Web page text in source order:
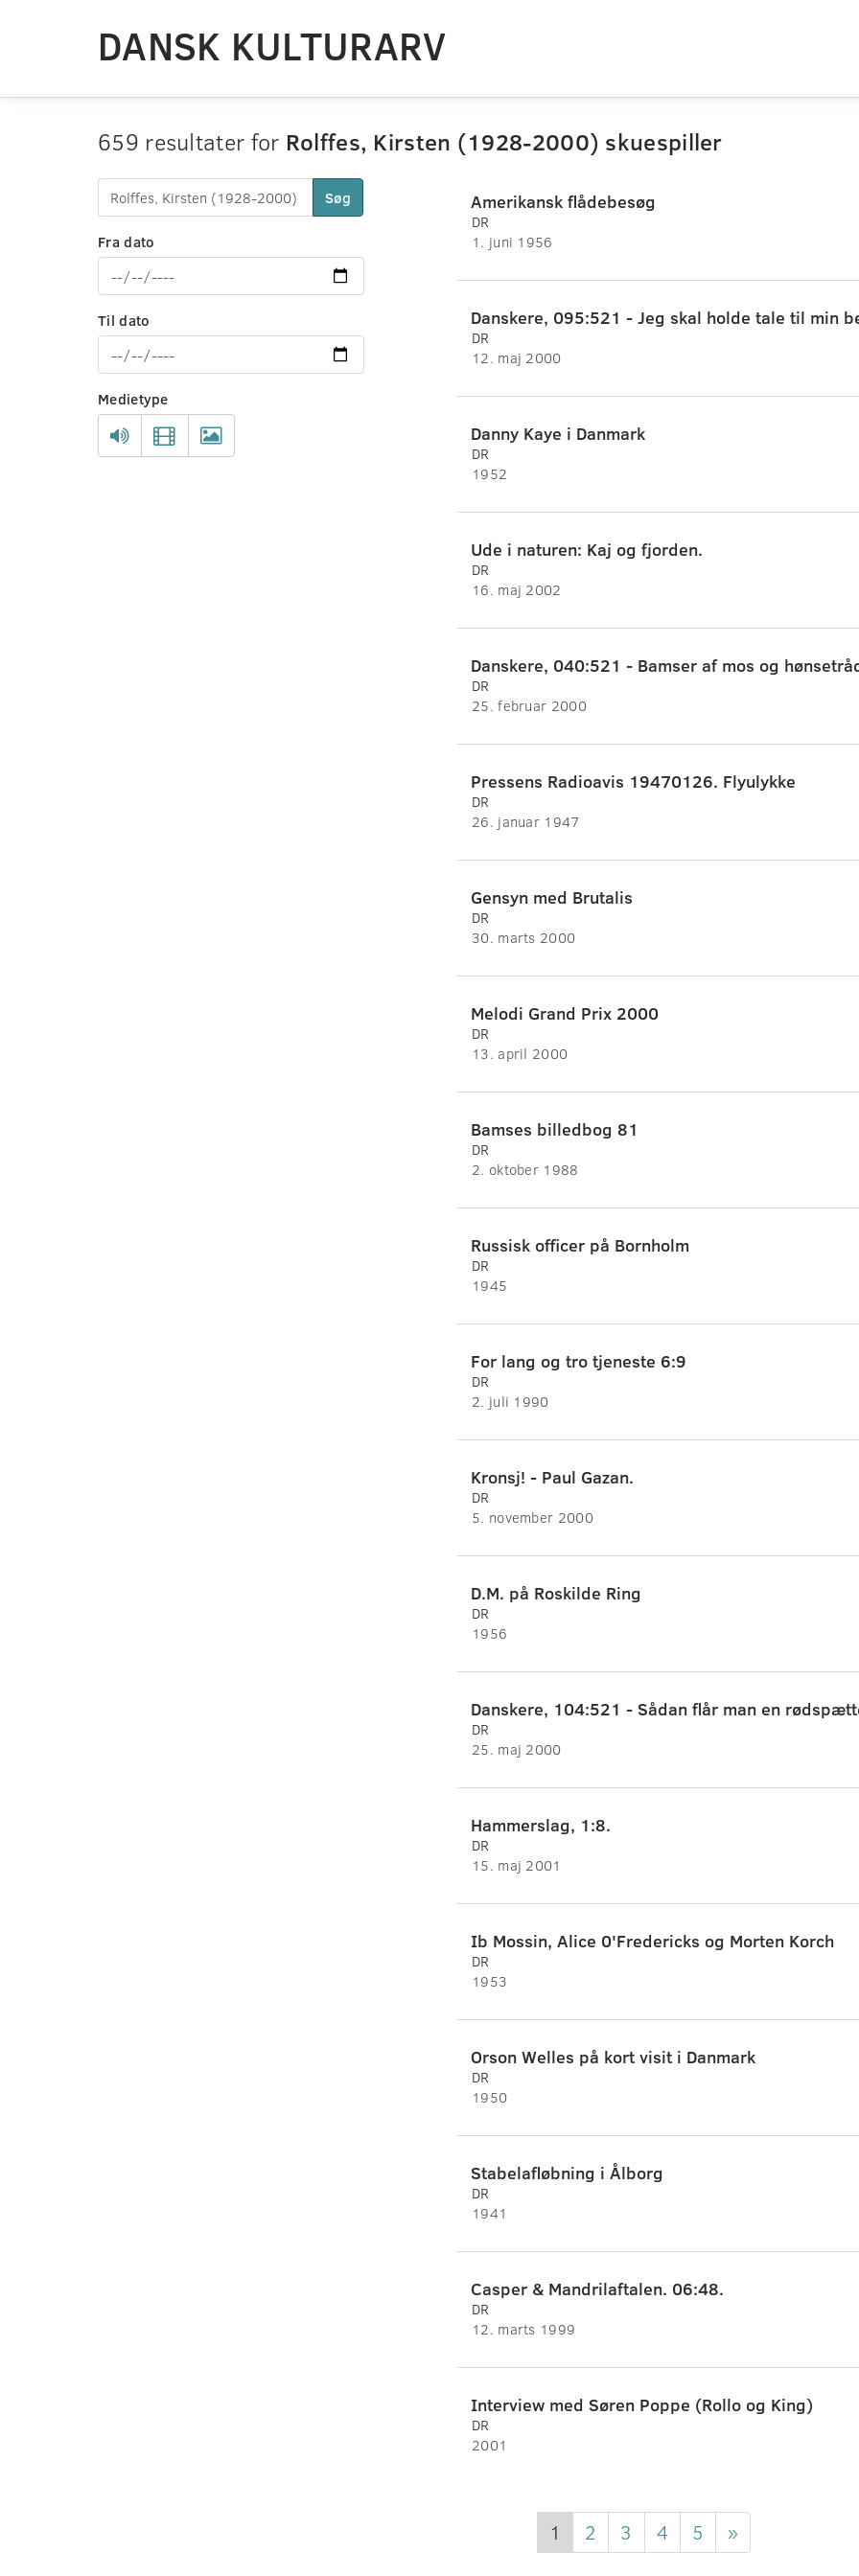
DANSK KULTURARV
659 resultater for Rolffes, Kirsten (1928-2000) skuespiller
Søg
Fra dato
Til dato
Medietype
Amerikansk flådebesøg
DR
1. juni 1956
Danskere, 095:521 - Jeg skal holde tale til min
DR
12. maj 2000
Danny Kaye i Danmark
DR
1952
Ude i naturen: Kaj og fjorden.
DR
16. maj 2002
Danskere, 040:521 - Bamser af mos og
DR
25. februar 2000
Pressens Radioavis 19470126. Flyulykke
DR
26. januar 1947
Gensyn med Brutalis
DR
30. marts 2000
Melodi Grand Prix 2000
DR
13. april 2000
Bamses billedbog 81
DR
2. oktober 1988
Russisk officer på Bornholm
DR
1945
For lang og tro tjeneste 6:9
DR
2. juli 1990
Kronsj! - Paul Gazan.
DR
5. november 2000
D.M. på Roskilde Ring
DR
1956
Danskere, 104:521 - Sådan flår man en
DR
25. maj 2000
Hammerslag, 1:8.
DR
15. maj 2001
Ib Mossin, Alice 0'Fredericks og Morten Korch
DR
1953
Orson Welles på kort visit i Danmark
DR
1950
Stabelafløbning i Ålborg
DR
1941
Casper & Mandrilaftalen. 06:48.
DR
12. marts 1999
Interview med Søren Poppe (Rollo og King)
DR
2001
1 2 3 4 5 »